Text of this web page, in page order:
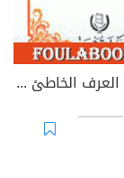
التحذير من العرف الخاطئ والخداع اللفظي